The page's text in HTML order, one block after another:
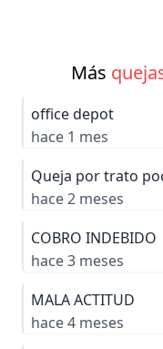
Más
office depot
hace 1 mes
Queja por trato
hace 2 meses
COBRO INDEBIDO
hace 3 meses
MALA ACTITUD
hace 4 meses